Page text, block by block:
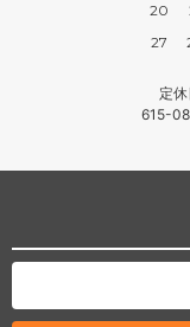
20
27
定
615-